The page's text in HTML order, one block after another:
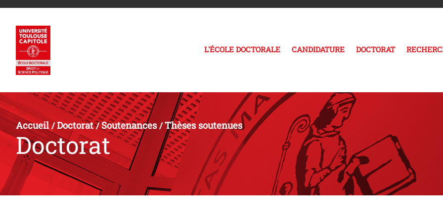
L'ÉCOLE DOCTORALE CANDIDATURE DOCTORAT
Accueil/Doctorat/Soutenances/Thèses soutenues
Doctorat